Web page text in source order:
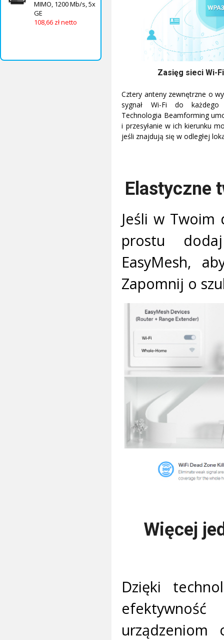
MIMO, 1200 Mb/s, 5x
GE
108,66 zł netto
Zasięg sieci Wi-
Cztery anteny zewnętrzne o
sygnał Wi-Fi do
Technologia Beamforming
i przesyłanie w ich kierunku
jeśli znajdują się w odległej
Elastyczne
Jeśli w
prostu
EasyMesh,
Zapomnij o
Więcej
Dzięki
urządzeniom